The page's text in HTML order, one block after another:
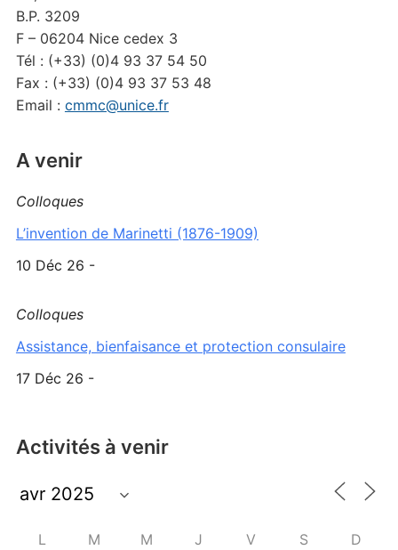
B.P. 3209
F – 06204 Nice cedex 3
Tél : (+33) (0)4 93 37 54 50
Fax : (+33) (0)4 93 37 53 48
Email : cmmc@unice.fr
A venir
Colloques
L’invention de Marinetti (1876-1909)
10 Déc 26 -
Colloques
Assistance, bienfaisance et protection consulaire
17 Déc 26 -
Activités à venir
L M M J V S D